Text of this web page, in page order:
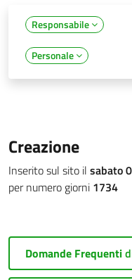
Responsabile
Personale
Creazione
Inserito sul sito il sabato
per numero giorni 1734
Domande Frequenti